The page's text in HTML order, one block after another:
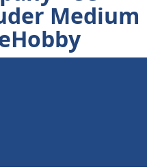
Medium